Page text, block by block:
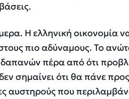
Η ελληνική οικονομία
πιο αδύναμους. Το
πέρα από ότι
σημαίνει ότι θα πάνε
αυστηρούς που